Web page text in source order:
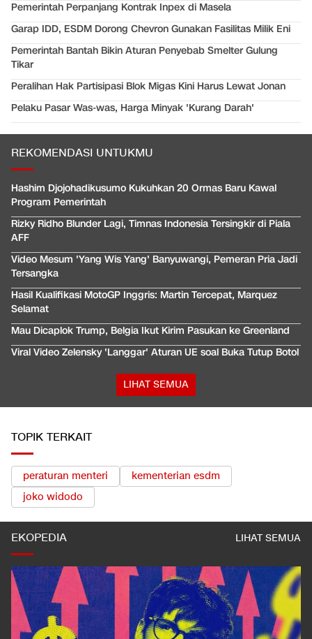
Pemerintah Perpanjang Kontrak Inpex di Masela
Garap IDD, ESDM Dorong Chevron Gunakan Fasilitas Milik Eni
Pemerintah Bantah Bikin Aturan Penyebab Smelter Gulung
Tikar
Peralihan Hak Partisipasi Blok Migas Kini Harus Lewat Jonan
Pelaku Pasar Was-was, Harga Minyak 'Kurang Darah'
REKOMENDASI UNTUKMU
Hashim Djojohadikusumo Kukuhkan 20 Ormas Baru Kawal
Program Pemerintah
Rizky Ridho Blunder Lagi, Timnas Indonesia Tersingkir di Piala
AFF
Video Mesum 'Yang Wis Yang' Banyuwangi, Pemeran Pria Jadi
Tersangka
Hasil Kualifikasi MotoGP Inggris: Martin Tercepat, Marquez
Selamat
Mau Dicaplok Trump, Belgia Ikut Kirim Pasukan ke Greenland
Viral Video Zelensky 'Langgar' Aturan UE soal Buka Tutup Botol
LIHAT SEMUA
TOPIK TERKAIT
peraturan menteri
kementerian esdm
joko widodo
EKOPEDIA LIHAT SEMUA